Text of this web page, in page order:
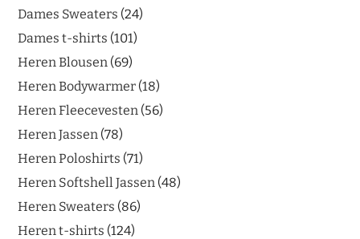
Dames Sweaters 24
Dames t-shirts 101
Heren Blousen 69
Heren Bodywarmer 18
Heren Fleecevesten 56
Heren Jassen 78
Heren Poloshirts 71
Heren Softshell Jassen 48
Heren Sweaters 86
Heren t-shirts 124